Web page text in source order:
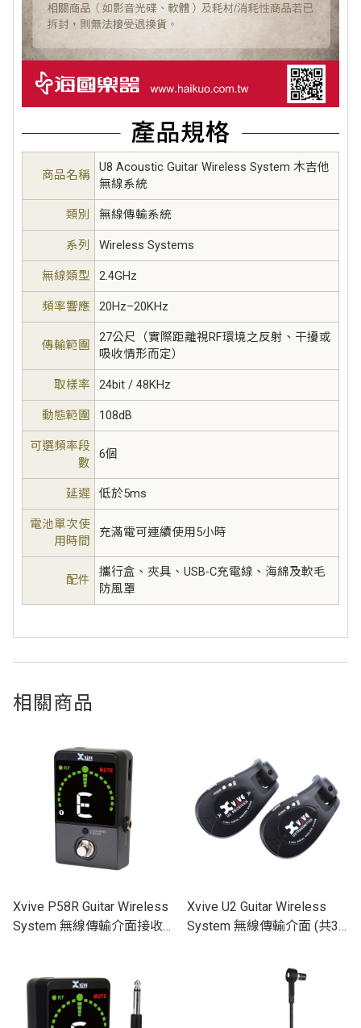
商品名稱
U8 Acoustic Guitar Wireless System 木吉他
無線系統
類別 無線傳輸系統
系列 Wireless Systems
無線類型 2.4GHz
頻率響應 20Hz–20KHz
傳輸範圍
27公尺（實際距離視RF環境之反射、干擾或
吸收情形而定）
取樣率 24bit / 48KHz
動態範圍 108dB
可選頻率段
數
6個
延遲 低於5ms
電池單次使
用時間
充滿電可連續使用5小時
配件
攜行盒、夾具、USB-C充電線、海綿及軟毛
防風罩
相關商品
Xvive P58R Guitar Wireless
System 無線傳輸介面接收
Xvive U2 Guitar Wireless
System 無線傳輸介面 (共3